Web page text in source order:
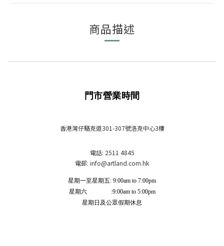
商品描述
門市營業時間
香港灣仔駱克道301-307號洛克中心3樓
電話: 2511 4845
電郵: info@artland.com.hk
星期一至星期五: 9:00am to 7:00pm
星期六 :9:00am to 5:00pm
星期日及公眾假期休息